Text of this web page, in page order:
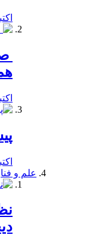
اکتبر
اکتبر
اکتبر
علم و